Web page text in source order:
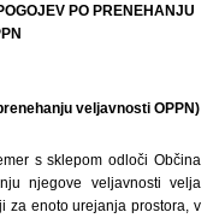
PO PRENEHANJU
veljavnosti OPPN)
s sklepom odloči Občina
njegove veljavnosti velja
za enoto urejanja prostora, v